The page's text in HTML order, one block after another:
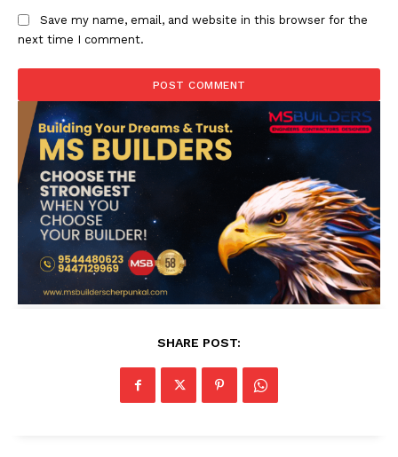
Save my name, email, and website in this browser for the
next time I comment.
SHARE POST: